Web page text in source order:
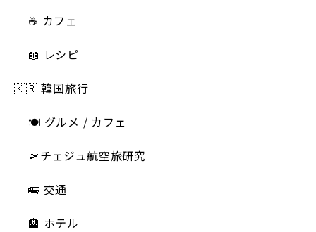
☕️ カフェ
📖 レシピ
🇰🇷 韓国旅行
🍽 グルメ / カフェ
🛫チェジュ航空旅研究
🚌 交通
🏨 ホテル